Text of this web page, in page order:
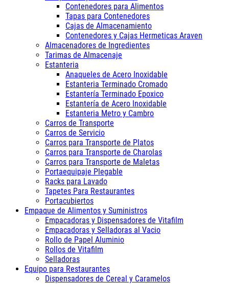
Contenedores para Alimentos
Tapas para Contenedores
Cajas de Almacenamiento
Contenedores y Cajas Hermeticas Araven
Almacenadores de Ingredientes
Tarimas de Almacenaje
Estanteria
Anaqueles de Acero Inoxidable
Estanteria Terminado Cromado
Estantería Terminado Epoxico
Estantería de Acero Inoxidable
Estanteria Metro y Cambro
Carros de Transporte
Carros de Servicio
Carros para Transporte de Platos
Carros para Transporte de Charolas
Carros para Transporte de Maletas
Portaequipaje Plegable
Racks para Lavado
Tapetes Para Restaurantes
Portacubiertos
Empaque de Alimentos y Suministros
Empacadoras y Dispensadores de Vitafilm
Empacadoras y Selladoras al Vacio
Rollo de Papel Aluminio
Rollos de Vitafilm
Selladoras
Equipo para Restaurantes
Dispensadores de Cereal y Caramelos